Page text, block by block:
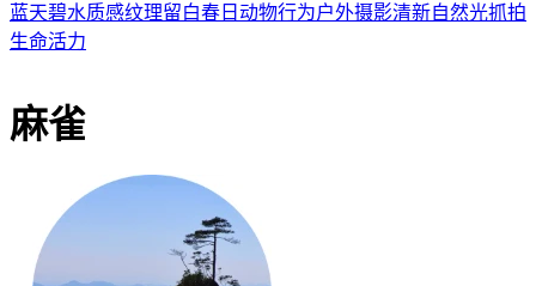
蓝天碧水质感纹理留白春日 动物行为户外摄影清新自然光抓拍
生命活力
麻雀